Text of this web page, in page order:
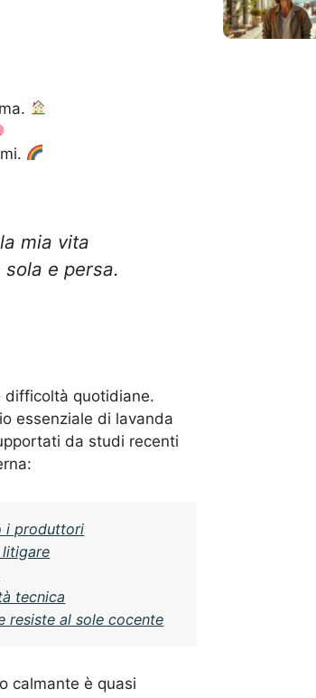
mia vita
e persa.
difficoltà quotidiane.
essenziale di lavanda
da studi recenti
i produttori
tecnica
resiste al sole cocente
calmante è quasi